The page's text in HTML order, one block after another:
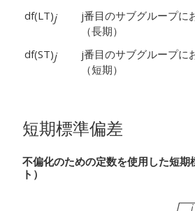
df(LT)j
j番目のサブグループに
（長期）
df(ST)j
j番目のサブグループに
（短期）
短期標準偏差
不偏化のための定数を使用した短期
ト）